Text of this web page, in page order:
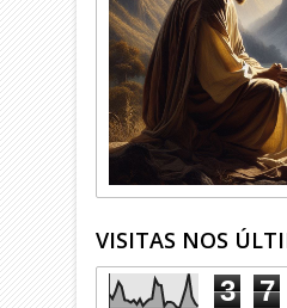
VISITAS NOS
3 7